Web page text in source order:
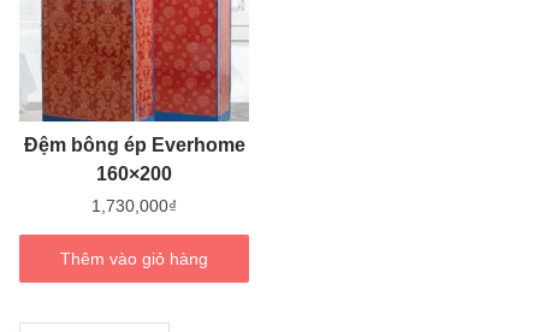
Đệm bông ép Everhome
160×200
1,730,000₫
Thêm vào giỏ hàng